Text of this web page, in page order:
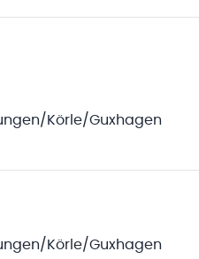
Körle/Guxhagen
Körle/Guxhagen